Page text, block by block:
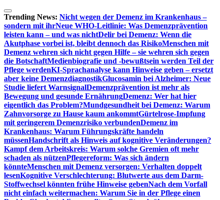
Zum
Inhalt
springen
Trending News: Nicht wegen der Demenz im Krankenhaus –
sondern mit ihrNeue WHO-Leitlinie: Was Demenzprävention
leisten kann – und was nichtDelir bei Demenz: Wenn die
Akutphase vorbei ist, bleibt dennoch das RisikoMenschen mit
Demenz wehren sich nicht gegen Hilfe – sie wehren sich gegen
die BotschaftMedienbiografie und -bewußtsein werden Teil der
Pflege werdenKI-Sprachanalyse kann Hinweise geben – ersetzt
aber keine DemenzdiagnostikGlucosamin bei Alzheimer: Neue
Studie liefert WarnsignalDemenzprävention ist mehr als
Bewegung und gesunde ErnährungDemenz: Wer hat hier
eigentlich das Problem?Mundgesundheit bei Demenz: Warum
Zahnvorsorge zu Hause kaum ankommtGürtelrose-Impfung
mit geringerem Demenzrisiko verbundenDemenz im
Krankenhaus: Warum Führungskräfte handeln
müssenHandschrift als Hinweis auf kognitive Veränderungen?
Kampf dem Arbeitskreis: Warum solche Gremien oft mehr
schaden als nützenPflegereform: Was sich ändern
könnteMenschen mit Demenz versorgen: Verhalten doppelt
lesenKognitive Verschlechterung: Blutwerte aus dem Darm-
Stoffwechsel könnten frühe Hinweise gebenNach dem Vorfall
nicht einfach weitermachen: Warum Sie in der Pflege einen